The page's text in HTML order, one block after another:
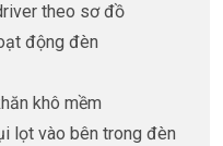
theo sơ đồ
động đèn
khô mềm
lọt vào bên trong đèn